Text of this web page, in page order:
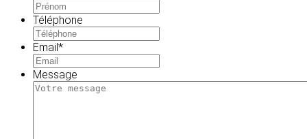
Téléphone
Email*
Message